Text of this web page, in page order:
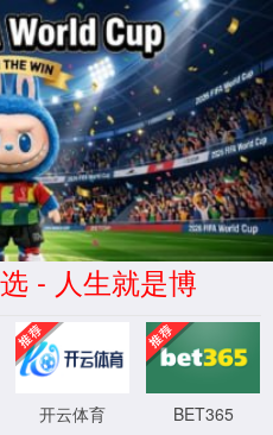
加斯(Macau)股
website
经典案例